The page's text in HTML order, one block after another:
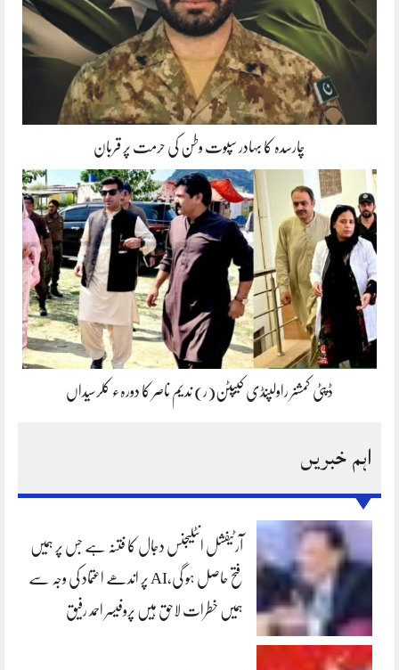
چارسدہ کا بہادر سپوت وطن کی حرمت پر قربان
ڈپٹی کمشنر راولپنڈی کیپٹن(ر) ندیم ناصر کا دورہء کلرسیداں
اہم خبریں
آرٹیفشل انٹلیجنس دجال کا فتنہ ہے جس پر ہمیں
فتح حاصل ہو گی،AI پر اندھے اعتماد کی وجہ سے
ہمیں خطرات لاحق ہیں پروفیسر احمد رفیق